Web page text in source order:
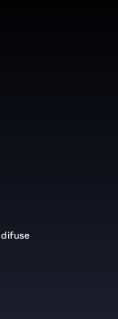
difuse